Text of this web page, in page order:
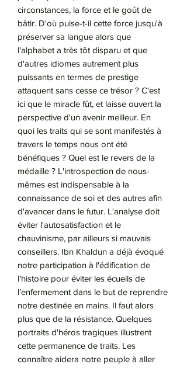
circonstances, la force et le goût de
bâtir. D'où puise-t-il cette force jusqu'à
préserver sa langue alors que
l'alphabet a très tôt disparu et que
d'autres idiomes autrement plus
puissants en termes de prestige
attaquent sans cesse ce trésor ? C'est
ici que le miracle fût, et laisse ouvert la
perspective d'un avenir meilleur. En
quoi les traits qui se sont manifestés à
travers le temps nous ont été
bénéfiques ? Quel est le revers de la
médaille ? L'introspection de nous-
mêmes est indispensable à la
connaissance de soi et des autres afin
d'avancer dans le futur. L'analyse doit
éviter l'autosatisfaction et le
chauvinisme, par ailleurs si mauvais
conseillers. Ibn Khaldun a déjà évoqué
notre participation à l'édification de
l'histoire pour éviter les écueils de
l'enfermement dans le but de reprendre
notre destinée en mains. Il faut alors
plus que de la résistance. Quelques
portraits d'héros tragiques illustrent
cette permanence de traits. Les
connaître aidera notre peuple à aller